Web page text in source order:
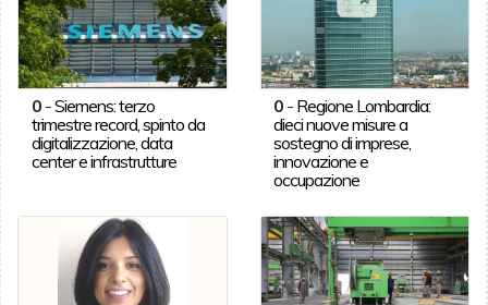
0-Siemens: terzo
trimestre record, spinto da
digitalizzazione, data
center e infrastrutture
0 - Regione Lombardia:
dieci nuove misure a
sostegno di imprese,
innovazione e
occupazione